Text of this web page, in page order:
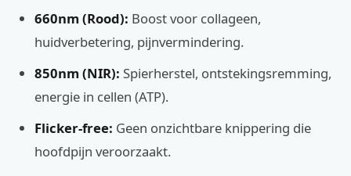
660nm (Rood): Boost voor collageen,
huidverbetering, pijnvermindering.
850nm (NIR): Spierherstel, ontstekingsremming,
energie in cellen (ATP).
Flicker-free: Geen onzichtbare knippering die
hoofdpijn veroorzaakt.